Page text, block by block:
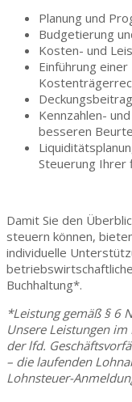
Planung und
Budgetierung
Kosten- und
Einführung
Kennzahlen-
besseren
Steuerung Ihrer
Damit Sie den
steuern können,
individuelle
Buchhaltung*.
*Leistung gemäß § 6
Unsere Leistungen
der lfd.
– die laufenden
Lohnsteuer-